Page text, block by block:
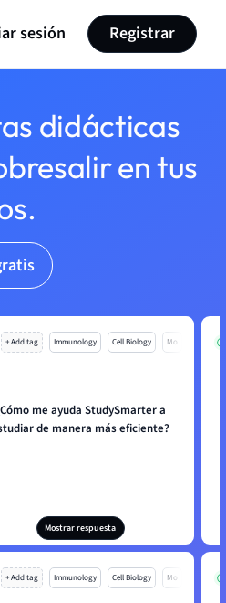
sesión Registrar
didácticas
en tus
+ Add tag Immunology Cell Biology Mo
me ayuda StudySmarter a
de manera más eficiente?
Mostrar respuesta
+ Add tag Immunology Cell Biology Mo